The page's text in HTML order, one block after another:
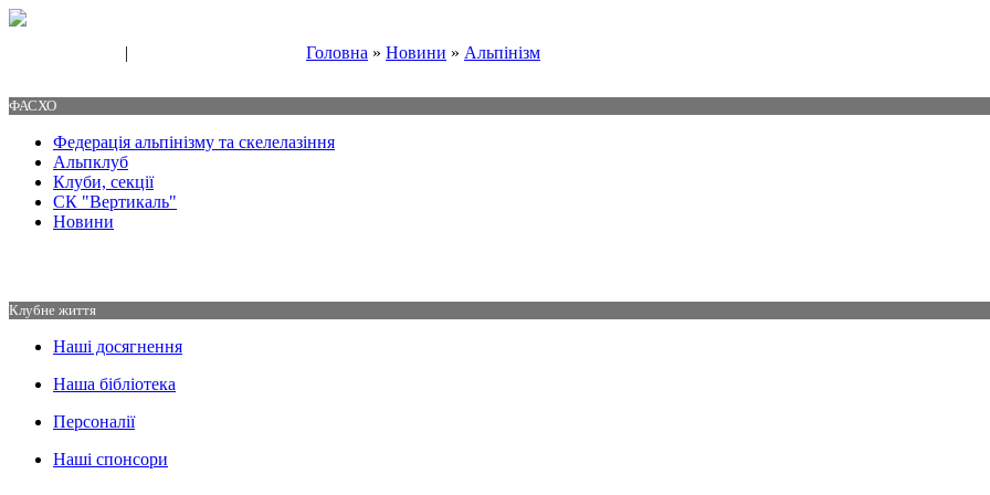
| Головна » Новини » Альпінізм
ФАСХО
Федерація альпінізму та скелелазіння
Альпклуб
Клуби, секції
СК "Вертикаль"
Новини
Клубне життя
Наші досягнення
Наша бібліотека
Персоналії
Наші спонсори